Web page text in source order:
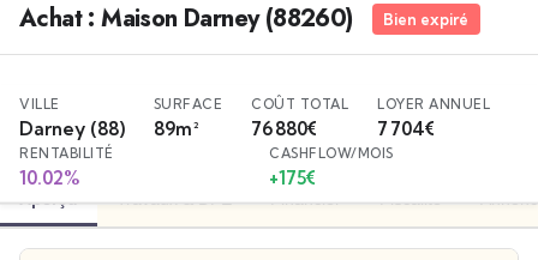
Achat : Maison Darney (88260) Bien expiré
VILLE
Darney (88)
SURFACE
89m²
COÛT TOTAL
76 880€
LOYER ANNUEL
7 704€
RENTABILITÉ
10.02%
CASHFLOW/MOIS
+175€
Aperçu Travaux & DPE Financier Fiscalité